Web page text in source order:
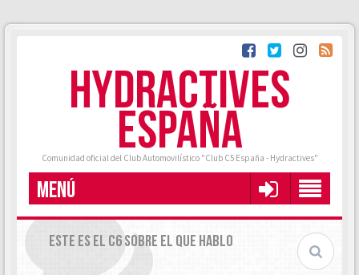
HYDRACTIVES
ESPAÑA
Comunidad oficial del Club Automovilístico "Club C5 España - Hydractives"
MENÚ
ESTE ES EL C6 SOBRE EL QUE HABLO